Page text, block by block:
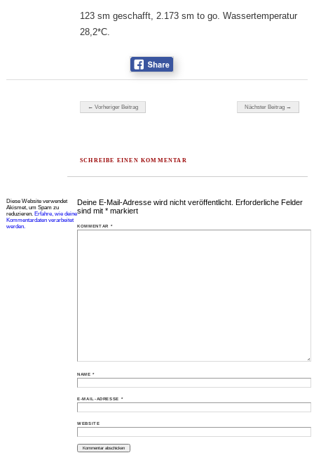
123 sm geschafft, 2.173 sm to go. Wassertemperatur
28,2*C.
Beitragsnavigation
← Vorheriger Beitrag Nächster Beitrag →
SCHREIBE EINEN KOMMENTAR
Deine E-Mail-Adresse wird nicht veröffentlicht. Erforderliche Felder
sind mit* markiert
KOMMENTAR *
NAME*
E-MAIL-ADRESSE *
WEBSITE
Diese Website verwendet
Akismet, um Spam zu
reduzieren. Erfahre, wie deine
Kommentardaten verarbeitet
werden.